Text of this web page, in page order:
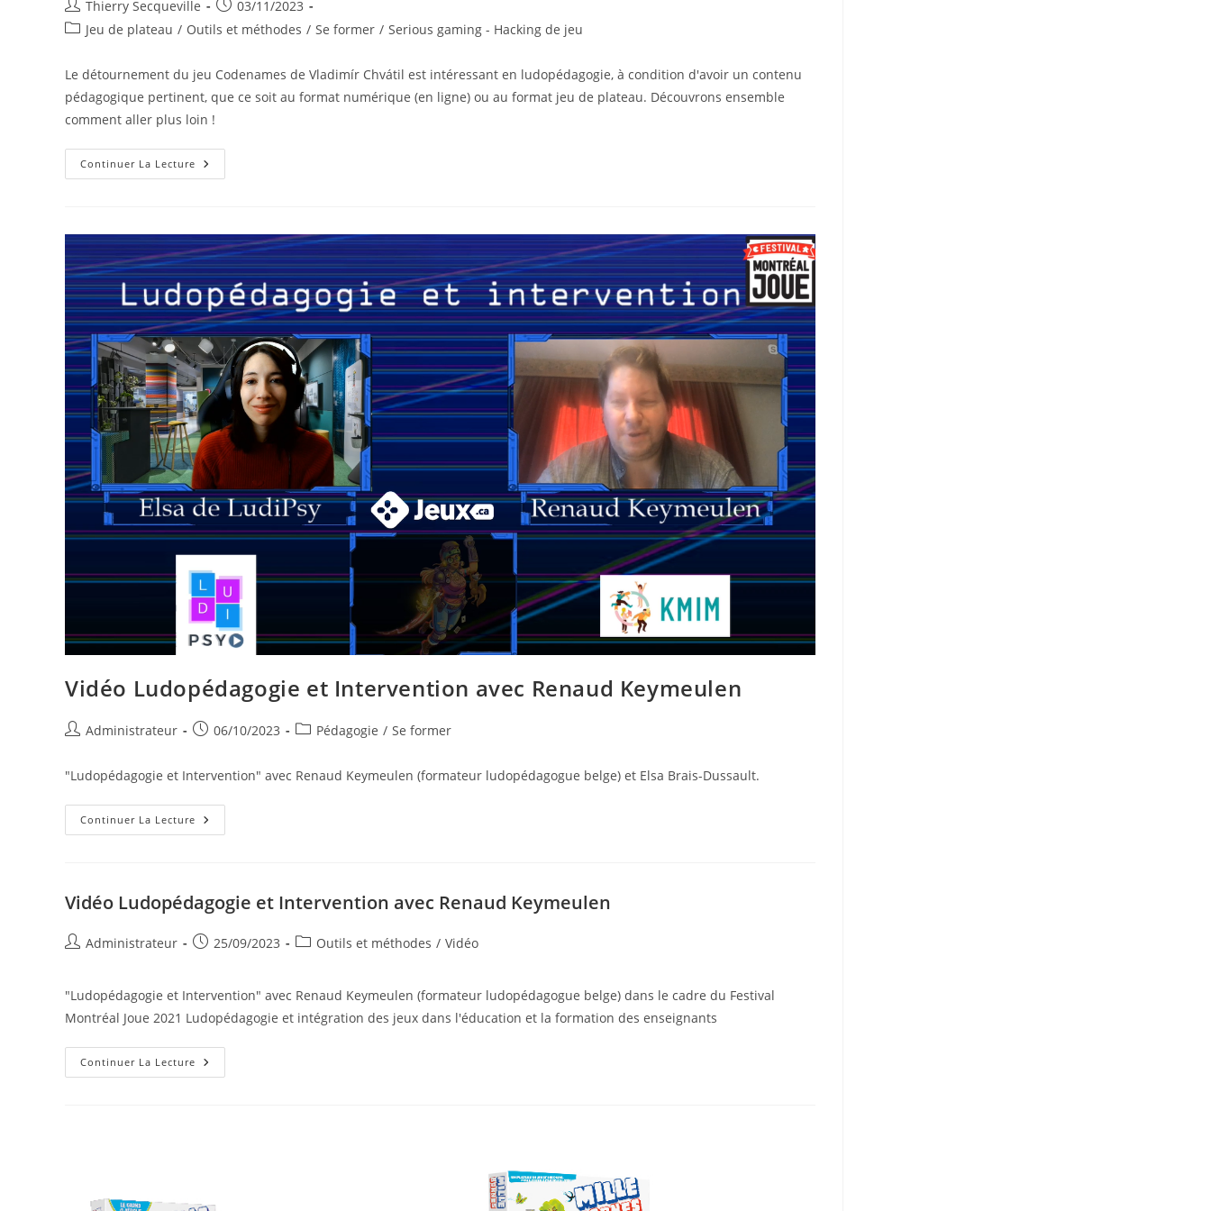
Auteur/autrice
de
Thierry Secqueville
Publication
publiée :
03/11/2023
PostJeu de plateau / Outils et méthodes / Se former / Serious gaming - Hacking de jeu
Le détournement du jeu Codenames de Vladimír Chvátil est intéressant en ludopédagogie, à condition d'avoir un contenu
pédagogique pertinent, que ce soit au format numérique (en ligne) ou au format jeu de plateau. Découvrons ensemble
comment aller plus loin !
Continuer La Lecture Détournement
Du
Vidéo Ludopédagogie et Intervention avec Renaud Keymeulen
Auteur/autrice
la
publication :
Administrateur
Publication
06/10/2023
PostPédagogie / Se former
"Ludopédagogie et Intervention" avec Renaud Keymeulen (formateur ludopédagogue belge) et Elsa Brais-Dussault.
Continuer La Lecture Vidéo
Ludopédagogie
Keymeulen
Vidéo Ludopédagogie et Intervention avec Renaud Keymeulen
Auteur/autrice
publication :
Administrateur
Publication
25/09/2023
PostOutils et méthodes / Vidéo
"Ludopédagogie et Intervention" avec Renaud Keymeulen (formateur ludopédagogue belge) dans le cadre du Festival
Montréal Joue 2021 Ludopédagogie et intégration des jeux dans l'éducation et la formation des enseignants
Continuer La Lecture Vidéo
Ludopédagogie